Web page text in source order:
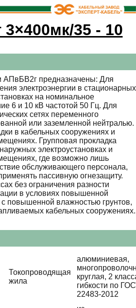
35 - 10
АПвБВ2г предназначены: Для
электроэнергии в стационарных
на номинальное
6 и 10 кВ частотой 50 Гц. Для
сетях переменного
или заземленной нейтралью.
в кабельных сооружениях и
Групповая прокладка
электроустановках и
где возможно лишь
обслуживающего персонала,
пассивную огнезащиту.
без ограничения разности
в условиях повышенной
повышенной влажностью грунтов,
кабельных сооружениях.
Токопроводящая
жила
алюминиевая,
круглая, 2
гибкости по
22483-2012